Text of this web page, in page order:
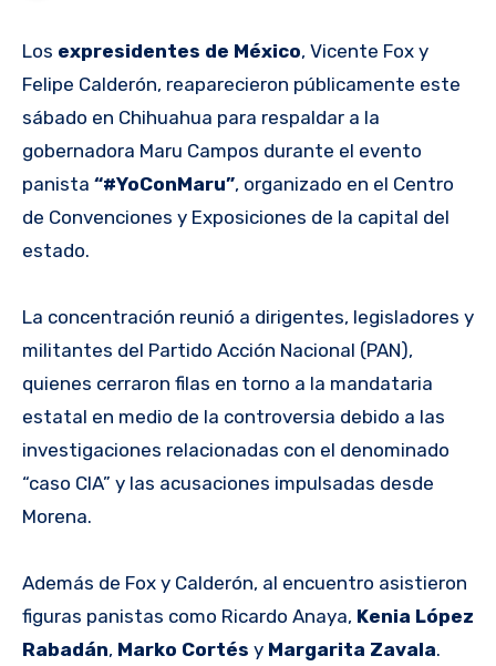
Los expresidentes de México, Vicente Fox y
Felipe Calderón, reaparecieron públicamente este
sábado en Chihuahua para respaldar a la
gobernadora Maru Campos durante el evento
panista “#YoConMaru”, organizado en el Centro
de Convenciones y Exposiciones de la capital del
estado.
La concentración reunió a dirigentes, legisladores y
militantes del Partido Acción Nacional (PAN),
quienes cerraron filas en torno a la mandataria
estatal en medio de la controversia debido a las
investigaciones relacionadas con el denominado
“caso CIA” y las acusaciones impulsadas desde
Morena.
Además de Fox y Calderón, al encuentro asistieron
figuras panistas como Ricardo Anaya, Kenia López
Rabadán, Marko Cortés y Margarita Zavala.